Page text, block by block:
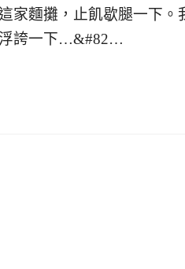
家麵攤，止飢歇腿一下。
浮誇一下…&#82…